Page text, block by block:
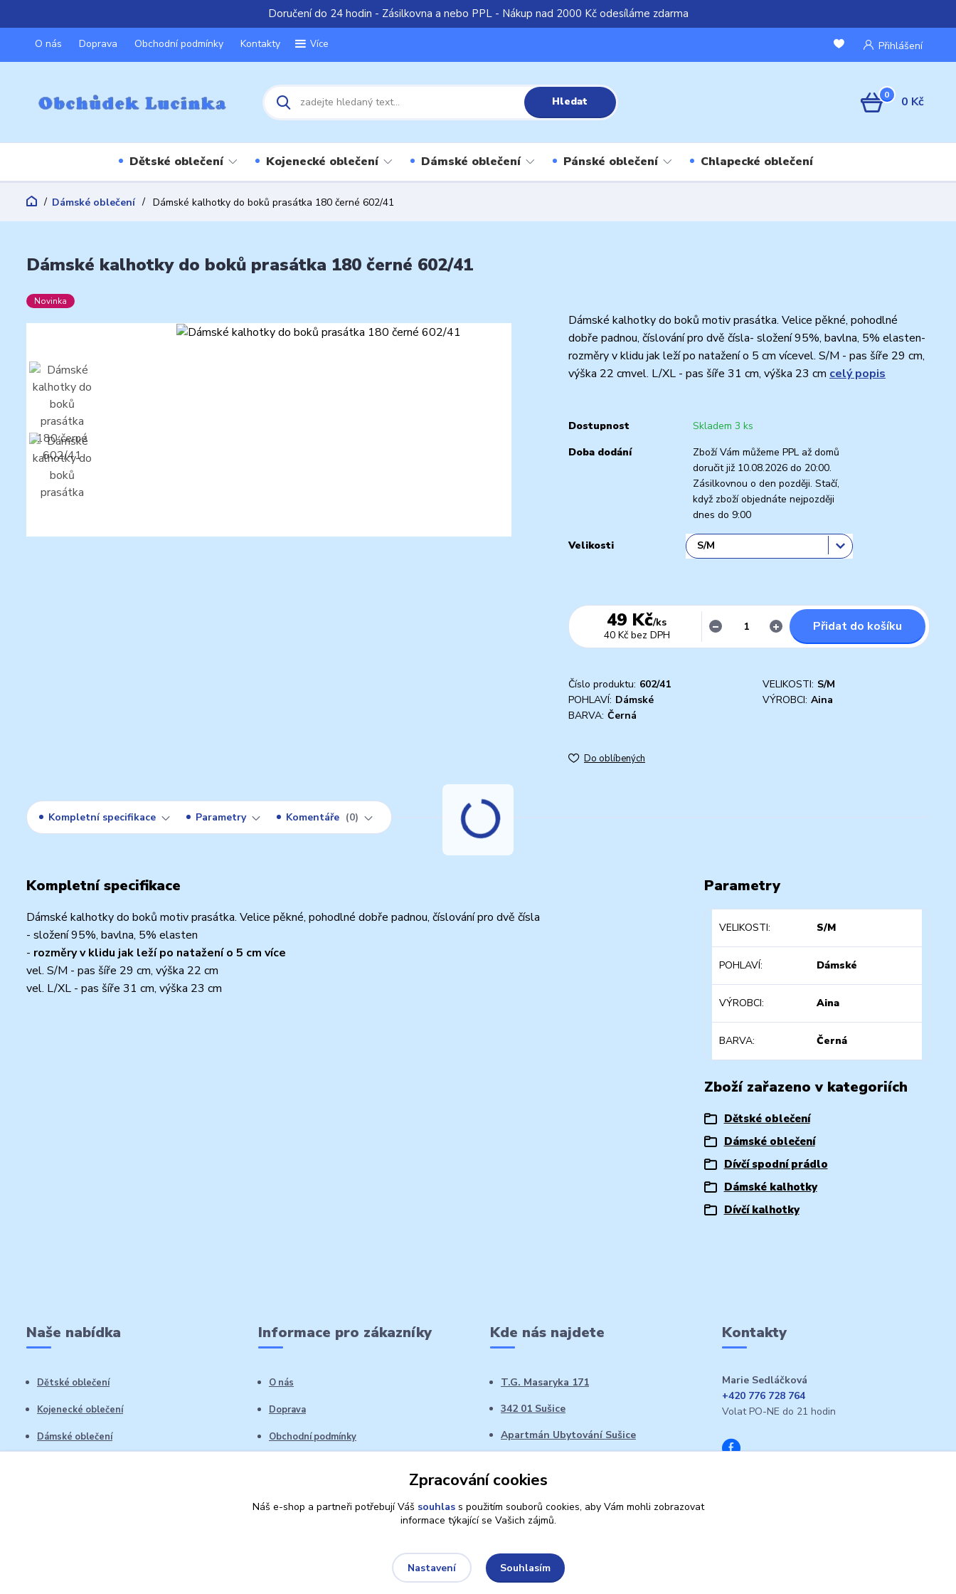
Doručení do 24 hodin - Zásilkovna a nebo PPL - Nákup nad 2000 Kč odesíláme zdarma
O nás Doprava Obchodní podmínky Kontakty Více Přihlášení
Hledat 0 0 Kč
Dětské oblečení Kojenecké oblečení Dámské oblečení Pánské oblečení Chlapecké oblečení
Dámské oblečení Dámské kalhotky do boků prasátka 180 černé 602/41
Dámské kalhotky do boků prasátka 180 černé 602/41
Novinka
Dámské kalhotky do boků motiv prasátka. Velice pěkné, pohodlné
dobře padnou, číslování pro dvě čísla- složení 95%, bavlna, 5% elasten-
rozměry v klidu jak leží po natažení o 5 cm vícevel. S/M - pas šíře 29 cm,
výška 22 cmvel. L/XL - pas šíře 31 cm, výška 23 cm celý popis
Dostupnost
Skladem 3 ks
Doba dodání
Zboží Vám můžeme PPL až domů
doručit již 10.08.2026 do 20:00.
Zásilkovnou o den později. Stačí,
když zboží objednáte nejpozději
dnes do 9:00
Velikosti
49 Kč/ks
40 Kč bez DPH
Přidat do košíku
Číslo produktu: 602/41 VELIKOSTI: S/M
POHLAVÍ: Dámské VÝROBCI: Aina
BARVA: Černá
Do oblíbených
Kompletní specifikace Parametry Komentáře 0
Kompletní specifikace
Dámské kalhotky do boků motiv prasátka. Velice pěkné, pohodlné dobře padnou, číslování pro dvě čísla
- složení 95%, bavlna, 5% elasten
- rozměry v klidu jak leží po natažení o 5 cm více
vel. S/M - pas šíře 29 cm, výška 22 cm
vel. L/XL - pas šíře 31 cm, výška 23 cm
Parametry
VELIKOSTI S/M
POHLAVÍ Dámské
VÝROBCI Aina
BARVA Černá
Zboží zařazeno v kategoriích
Dětské oblečení
Dámské oblečení
Dívčí spodní prádlo
Dámské kalhotky
Dívčí kalhotky
Naše nabídka
Dětské oblečení
Kojenecké oblečení
Dámské oblečení
Informace pro zákazníky
O nás
Doprava
Obchodní podmínky
Kde nás najdete
T.G. Masaryka 171
342 01 Sušice
Apartmán Ubytování Sušice
Kontakty
Marie Sedláčková
+420 776 728 764
Volat PO-NE do 21 hodin
Zpracování cookies
Náš e-shop a partneři potřebují Váš souhlass použitím souborů cookies, aby Vám mohli zobrazovat
informace týkající se Vašich zájmů.
Nastavení Souhlasím